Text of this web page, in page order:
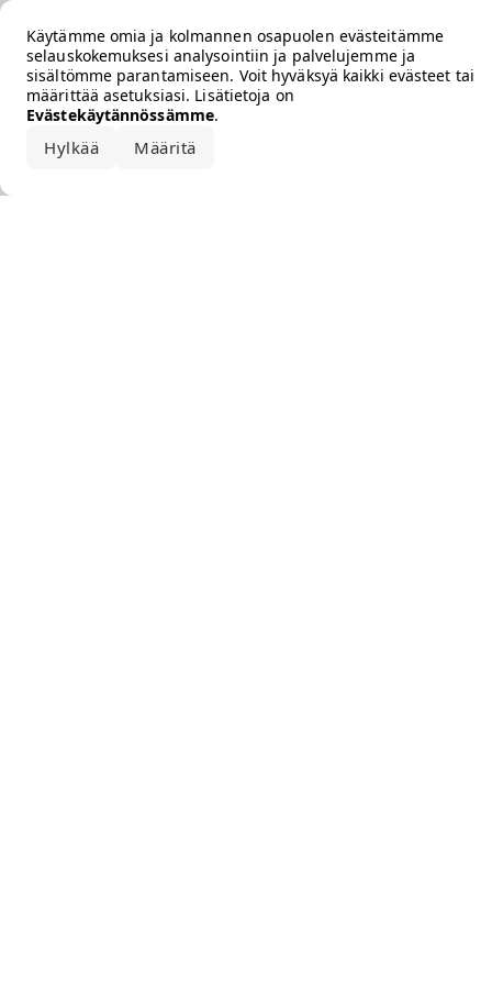
Käytämme omia ja kolmannen osapuolen evästeitämme
selauskokemuksesi analysointiin ja palvelujemme ja
sisältömme parantamiseen. Voit hyväksyä kaikki evästeet tai
määrittää asetuksiasi. Lisätietoja on
Evästekäytännössämme.
Hylkää Määritä
Error loading the brand